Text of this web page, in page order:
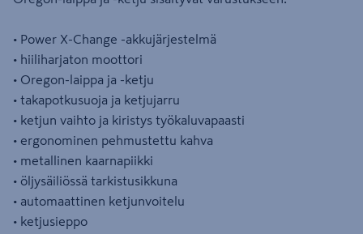
• Power X-Change -akkujärjestelmä
• hiiliharjaton moottori
• Oregon-laippa ja -ketju
• takapotkusuoja ja ketjujarru
• ketjun vaihto ja kiristys työkaluvapaasti
• ergonominen pehmustettu kahva
• metallinen kaarnapiikki
• öljysäiliössä tarkistusikkuna
• automaattinen ketjunvoitelu
• ketjusieppo